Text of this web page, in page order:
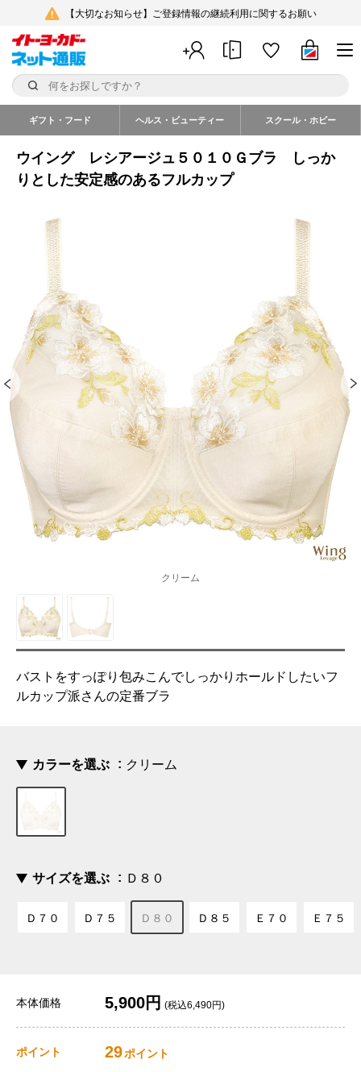
【大切なお知らせ】ご登録情報の継続利用に関するお願い
ギフト・フード ヘルス・ビューティー スクール・ホビー
ウイング レシアージュ５０１０Ｇブラ しっか
りとした安定感のあるフルカップ
クリーム
バストをすっぽり包みこんでしっかりホールドしたいフ
ルカップ派さんの定番ブラ
カラーを選ぶ クリーム
サイズを選ぶ Ｄ８０
Ｄ７０ Ｄ７５ Ｄ８０ Ｄ８５ Ｅ７０ Ｅ７５
本体価格 5,900円 (税込6,490円)
ポイント 29ポイント